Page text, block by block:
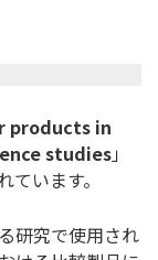
products in
studies」
います。
研究で使用され